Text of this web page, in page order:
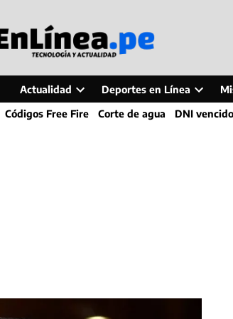
Actualidad
Open
dropdown
Deportes en Línea
Open
dropdown
Códigos Free Fire Corte de agua DNI vencido